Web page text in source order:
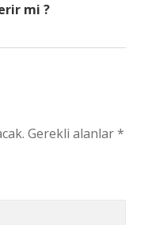
mi ?
Gerekli alanlar*